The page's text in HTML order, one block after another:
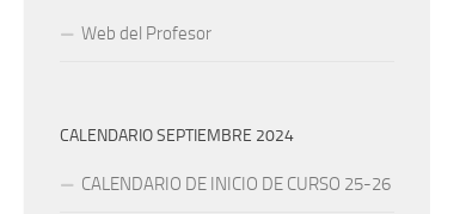
Web del Profesor
CALENDARIO SEPTIEMBRE 2024
CALENDARIO DE INICIO DE CURSO 25-26